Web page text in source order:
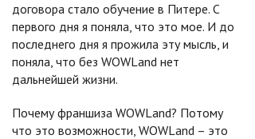
договора стало обучение в Питере. С
первого дня я поняла, что это мое. И до
последнего дня я прожила эту мысль, и
поняла, что без WOWLand нет
дальнейшей жизни.
Почему франшиза WOWLand? Потому
что это возможности, WOWLand – это